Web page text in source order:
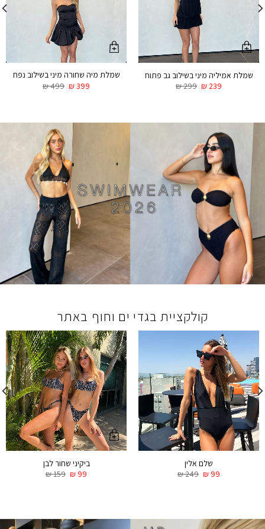
שמלת אמיליה מיני בשילוב גב פתוח
₪299 ₪ 239
שמלת מיה שחורה מיני בשילוב נפח
₪499 ₪399
קולקציית בגדי ים וחוף באתר
שלם אלין
₪249 ₪ 99
ביקיני שחור לבן
₪159 ₪ 99